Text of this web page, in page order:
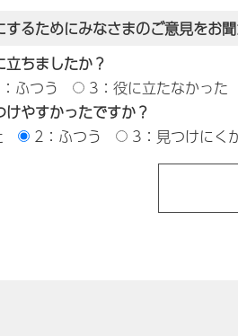
るためにみなさまのご意見をお
ちましたか？
ふつう
3：役に立たなかった
やすかったですか？
2：ふつう 3：見つけにく